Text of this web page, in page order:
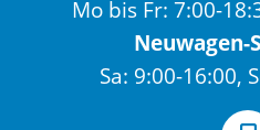
Mo bis Fr: 7:00-
Neuwagen-
Sa: 9:00-16:00,